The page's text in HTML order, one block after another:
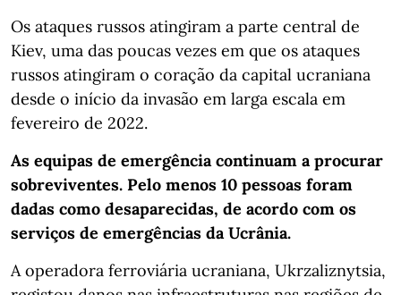
Os ataques russos atingiram a parte central de
Kiev, uma das poucas vezes em que os ataques
russos atingiram o coração da capital ucraniana
desde o início da invasão em larga escala em
fevereiro de 2022.
As equipas de emergência continuam a procurar
sobreviventes. Pelo menos 10 pessoas foram
dadas como desaparecidas, de acordo com os
serviços de emergências da Ucrânia.
A operadora ferroviária ucraniana, Ukrzaliznytsia,